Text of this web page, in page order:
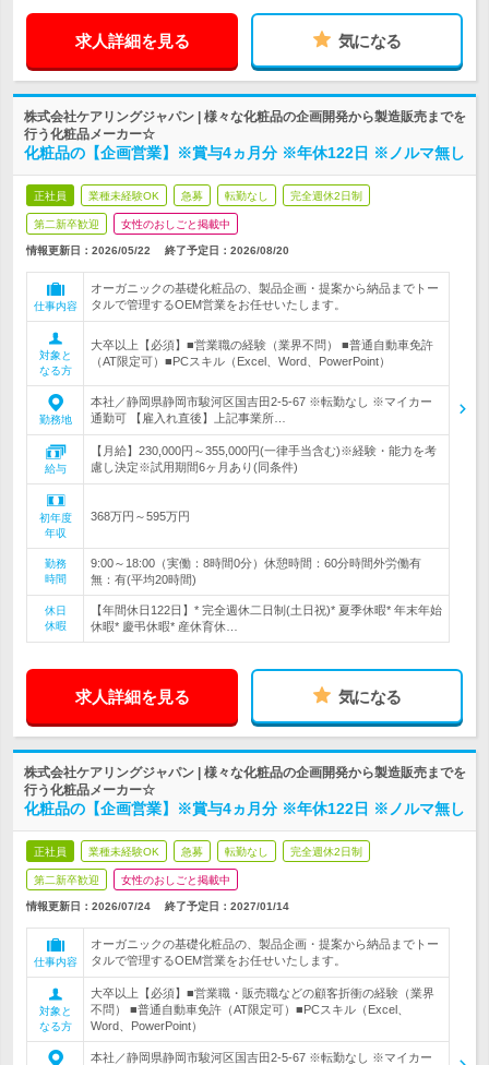
求人詳細を見る 気になる
株式会社ケアリングジャパン | 様々な化粧品の企画開発から製造販売までを
行う化粧品メーカー☆
化粧品の【企画営業】※賞与4ヵ月分 ※年休122日 ※ノルマ無し
正社員 業種未経験OK 急募 転勤なし 完全週休2日制
第二新卒歓迎 女性のおしごと掲載中
情報更新日：2026/05/22 終了予定日： 2026/08/20
仕事内容
オーガニックの基礎化粧品の、製品企画・提案から納品までトー
タルで管理するOEM営業をお任せいたします。
対象と
なる方
大卒以上【必須】■営業職の経験（業界不問） ■普通自動車免許
（AT限定可）■PCスキル（Excel、Word、PowerPoint）
勤務地
本社／静岡県静岡市駿河区国吉田2-5-67 ※転勤なし ※マイカー
通勤可 【雇入れ直後】上記事業所…
給与
【月給】230,000円～355,000円(一律手当含む)※経験・能力を考
慮し決定※試用期間6ヶ月あり(同条件)
初年度
年収
368万円～595万円
勤務
時間
9:00～18:00（実働：8時間0分）休憩時間：60分時間外労働有
無：有(平均20時間)
休日
休暇
【年間休日122日】* 完全週休二日制(土日祝)* 夏季休暇* 年末年始
休暇* 慶弔休暇* 産休育休…
求人詳細を見る 気になる
株式会社ケアリングジャパン | 様々な化粧品の企画開発から製造販売までを
行う化粧品メーカー☆
化粧品の【企画営業】※賞与4ヵ月分 ※年休122日 ※ノルマ無し
正社員 業種未経験OK 急募 転勤なし 完全週休2日制
第二新卒歓迎 女性のおしごと掲載中
情報更新日：2026/07/24 終了予定日： 2027/01/14
仕事内容
オーガニックの基礎化粧品の、製品企画・提案から納品までトー
タルで管理するOEM営業をお任せいたします。
対象と
なる方
大卒以上【必須】■営業職・販売職などの顧客折衝の経験（業界
不問） ■普通自動車免許（AT限定可）■PCスキル（Excel、
Word、PowerPoint）
本社／静岡県静岡市駿河区国吉田2-5-67 ※転勤なし ※マイカー